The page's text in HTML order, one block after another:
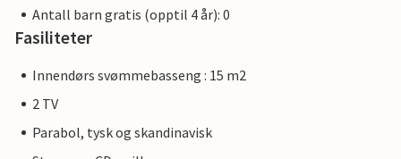
Antall barn gratis (opptil 4 år): 0
Fasiliteter
Innendørs svømmebasseng : 15 m2
2 TV
Parabol, tysk og skandinavisk